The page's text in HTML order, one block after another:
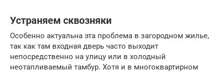
Устраняем сквозняки
Особенно актуальна эта проблема в загородном жилье,
так как там входная дверь часто выходит
непосредственно на улицу или в холодный
неотапливаемый тамбур. Хотя и в многоквартирном